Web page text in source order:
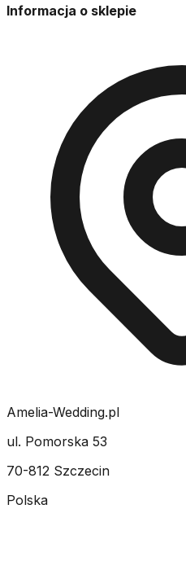
Informacja o sklepie
Amelia-Wedding.pl
ul. Pomorska 53
70-812 Szczecin
Polska